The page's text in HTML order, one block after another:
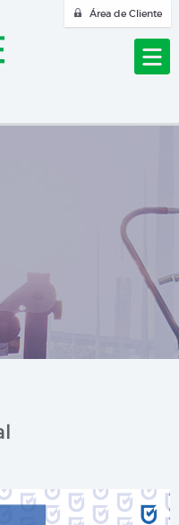
Área de Cliente